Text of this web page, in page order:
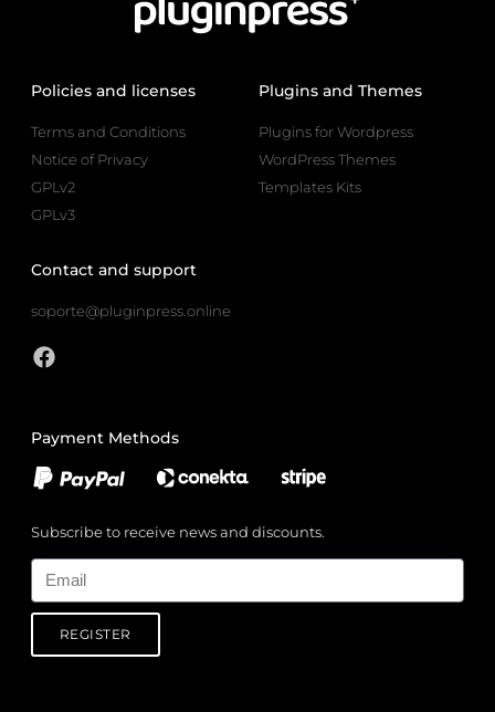
Policies and licenses
Terms and Conditions
Notice of Privacy
GPLv2
GPLv3
Plugins and Themes
Plugins for Wordpress
WordPress Themes
Templates Kits
Contact and support
soporte@pluginpress.online
Payment Methods
Subscribe to receive news and discounts.
REGISTER